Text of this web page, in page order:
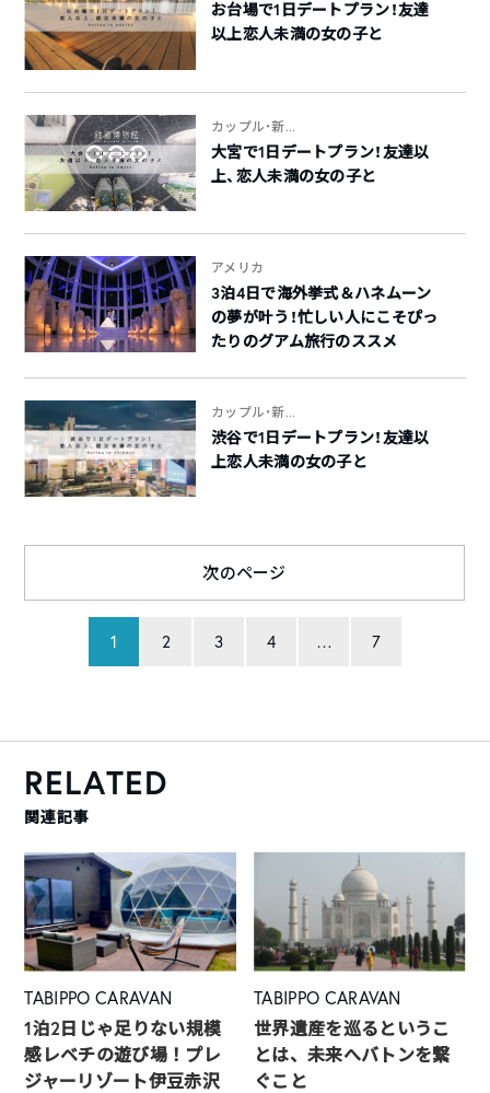
お台場で1日デートプラン！友達
以上恋人未満の女の子と
カップル・新...
大宮で1日デートプラン！友達以
上、恋人未満の女の子と
アメリカ
3泊4日で海外挙式＆ハネムーン
の夢が叶う！忙しい人にこそぴっ
たりのグアム旅行のススメ
カップル・新...
渋谷で1日デートプラン！友達以
上恋人未満の女の子と
1 2 3 4 … 7
次のページ
RELATED
関連記事
TABIPPO CARAVAN
1泊2日じゃ足りない規模
感レベチの遊び場！プレ
ジャーリゾート伊豆赤沢
TABIPPO CARAVAN
世界遺産を巡るというこ
とは、未来へバトンを繋
ぐこと